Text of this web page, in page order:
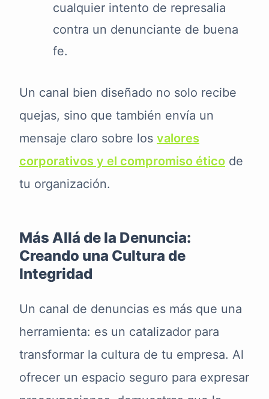
cualquier intento de represalia
contra un denunciante de buena
fe.
Un canal bien diseñado no solo recibe
quejas, sino que también envía un
mensaje claro sobre los valores
corporativos y el compromiso ético de
tu organización.
Más Allá de la Denuncia:
Creando una Cultura de
Integridad
Un canal de denuncias es más que una
herramienta: es un catalizador para
transformar la cultura de tu empresa. Al
ofrecer un espacio seguro para expresar